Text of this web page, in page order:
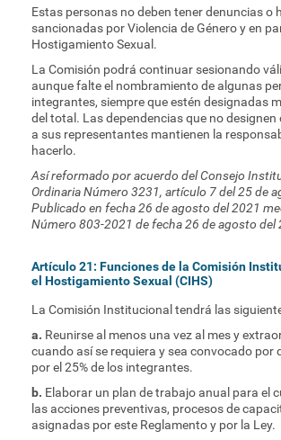
Estas personas no deben tener denuncias o
sancionadas por Violencia de Género y en
Hostigamiento Sexual.
La Comisión podrá continuar sesionando
aunque falte el nombramiento de algunas
integrantes, siempre que estén designadas
del total. Las dependencias que no
a sus representantes mantienen la
hacerlo.
Así reformado por acuerdo del Consejo
Ordinaria Número 3231, artículo 7 del 25 de
Publicado en fecha 26 de agosto del 2021
Número 803-2021 de fecha 26 de agosto del
Artículo 21: Funciones de la Comisión
el Hostigamiento Sexual (CIHS)
La Comisión Institucional tendrá las
a. Reunirse al menos una vez al mes y
cuando así se requiera y sea convocado por
por el 25% de los integrantes.
b. Elaborar un plan de trabajo anual para el
las acciones preventivas, procesos de
asignadas por este Reglamento y por la Ley.